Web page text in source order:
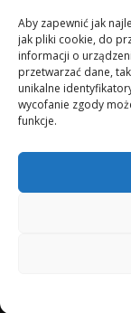
Aby zapewnić jak
jak pliki cookie, do
informacji o
przetwarzać dane,
unikalne
wycofanie zgody
funkcje.